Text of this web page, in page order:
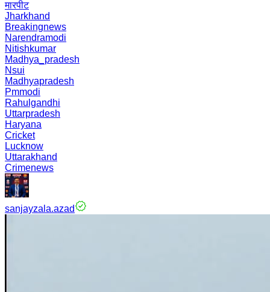
मारपीट
Jharkhand
Breakingnews
Narendramodi
Nitishkumar
Madhya_pradesh
Nsui
Madhyapradesh
Pmmodi
Rahulgandhi
Uttarpradesh
Haryana
Cricket
Lucknow
Uttarakhand
Crimenews
sanjayzala.azad